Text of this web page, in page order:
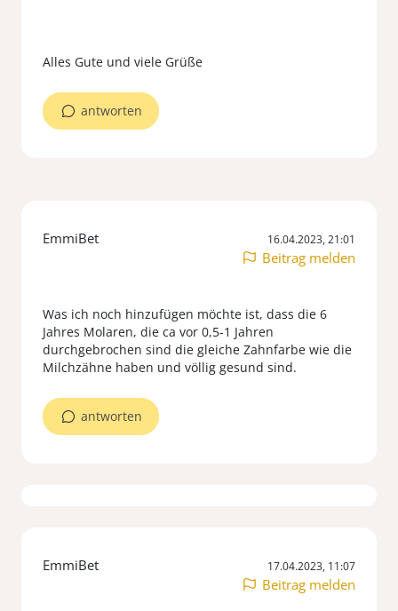
antworten
EmmiBet 16.04.2023, 21:01
Beitrag melden
Was ich noch hinzufügen möchte ist, dass die 6
Jahres Molaren, die ca vor 0,5-1 Jahren
durchgebrochen sind die gleiche Zahnfarbe wie die
antworten
EmmiBet 17.04.2023, 11:07
Beitrag melden